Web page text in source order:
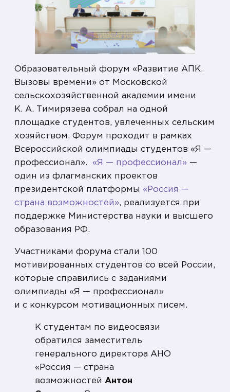
Образовательный форум «Развитие АПК.
Вызовы времени» от Московской
сельскохозяйственной академии имени
К. А. Тимирязева собрал на одной
площадке студентов, увлеченных сельским
хозяйством. Форум проходит в рамках
Всероссийской олимпиады студентов «Я —
профессионал». «Я — профессионал» —
один из флагманских проектов
президентской платформы «Россия —
страна возможностей», реализуется при
поддержке Министерства науки и высшего
образования РФ.
Участниками форума стали 100
мотивированных студентов со всей России,
которые справились с заданиями
олимпиады «Я — профессионал»
и с конкурсом мотивационных писем.
К студентам по видеосвязи
обратился заместитель
генерального директора АНО
«Россия — страна
возможностей Антон